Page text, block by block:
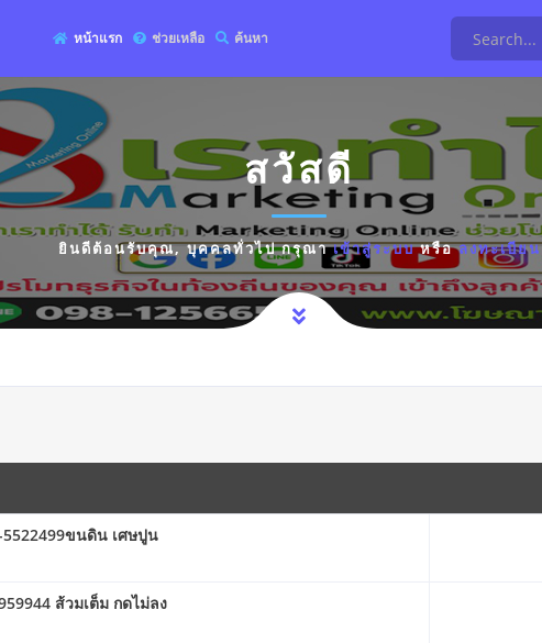
หน้าแรก ช่วยเหลือ ค้นหา
สวัสดี
ยินดีต้อนรับคุณ,บุคคลทั่วไปกรุณาเข้าสู่ระบบหรือลงทะเบียน
ขนดิน เศษปูน
ส้วมเต็ม กดไม่ลง